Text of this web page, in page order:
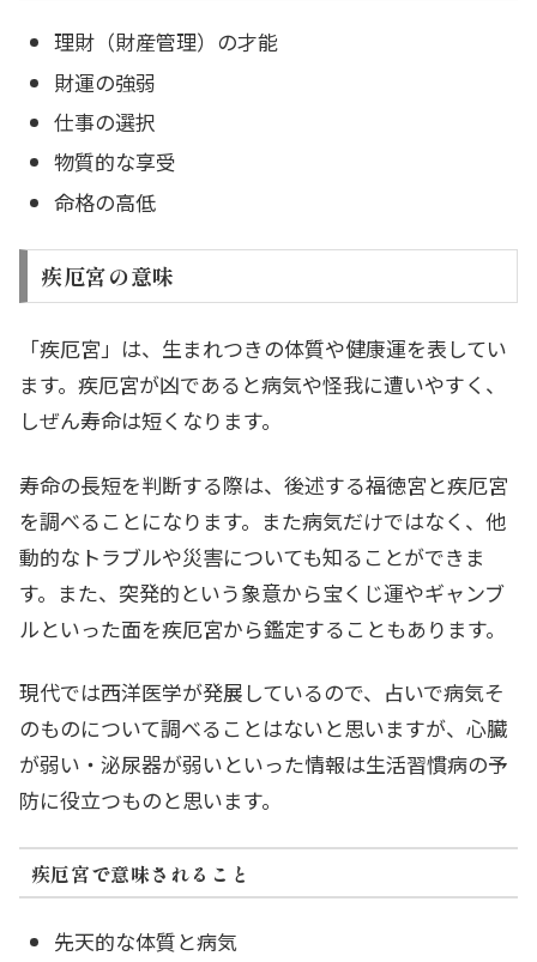
理財（財産管理）の才能
財運の強弱
仕事の選択
物質的な享受
命格の高低
疾厄宮の意味
「疾厄宮」は、生まれつきの体質や健康運を表してい
ます。疾厄宮が凶であると病気や怪我に遭いやすく、
しぜん寿命は短くなります。
寿命の長短を判断する際は、後述する福徳宮と疾厄宮
を調べることになります。また病気だけではなく、他
動的なトラブルや災害についても知ることができま
す。また、突発的という象意から宝くじ運やギャンブ
ルといった面を疾厄宮から鑑定することもあります。
現代では西洋医学が発展しているので、占いで病気そ
のものについて調べることはないと思いますが、心臓
が弱い・泌尿器が弱いといった情報は生活習慣病の予
防に役立つものと思います。
疾厄宮で意味されること
先天的な体質と病気